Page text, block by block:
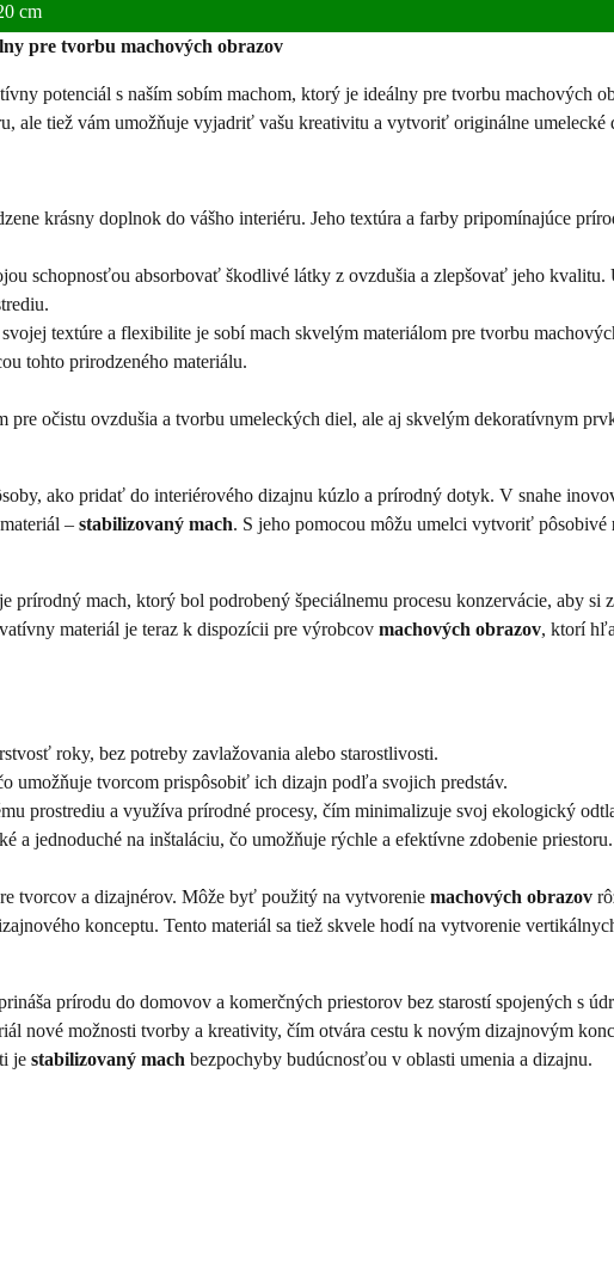
balenie
cm
pre tvorbu machových obrazov
potenciál s naším sobím machom, ktorý je ideálny pre tvorbu machových
ale tiež vám umožňuje vyjadriť vašu kreativitu a vytvoriť originálne umelecké
krásny doplnok do vášho interiéru. Jeho textúra a farby pripomínajúce
schopnosťou absorbovať škodlivé látky z ovzdušia a zlepšovať jeho kvalitu.
textúre a flexibilite je sobí mach skvelým materiálom pre tvorbu
tohto prirodzeného materiálu.
pre očistu ovzdušia a tvorbu umeleckých diel, ale aj skvelým dekoratívnym
ako pridať do interiérového dizajnu kúzlo a prírodný dotyk. V snahe
– stabilizovaný mach. S jeho pomocou môžu umelci vytvoriť pôsobivé
prírodný mach, ktorý bol podrobený špeciálnemu procesu konzervácie, aby si
materiál je teraz k dispozícii pre výrobcov machových obrazov, ktorí
roky, bez potreby zavlažovania alebo starostlivosti.
umožňuje tvorcom prispôsobiť ich dizajn podľa svojich predstáv.
prostrediu a využíva prírodné procesy, čím minimalizuje svoj ekologický
a jednoduché na inštaláciu, čo umožňuje rýchle a efektívne zdobenie priestoru.
tvorcov a dizajnérov. Môže byť použitý na vytvorenie machových obrazov
konceptu. Tento materiál sa tiež skvele hodí na vytvorenie
prírodu do domovov a komerčných priestorov bez starostí spojených s
nové možnosti tvorby a kreativity, čím otvára cestu k novým dizajnovým
je stabilizovaný mach bezpochyby budúcnosťou v oblasti umenia a dizajnu.